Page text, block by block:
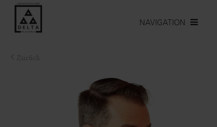
NAVIGATION